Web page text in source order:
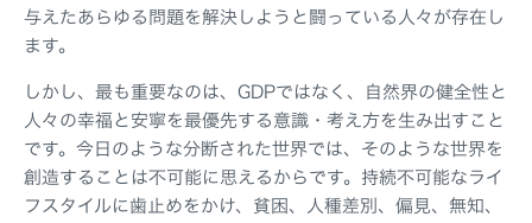
与えたあらゆる問題を解決しようと闘っている人々が存在し
ます。
しかし、最も重要なのは、GDPではなく、自然界の健全性と
人々の幸福と安寧を最優先する意識・考え方を生み出すこと
です。今日のような分断された世界では、そのような世界を
創造することは不可能に思えるからです。持続不可能なライ
フスタイルに歯止めをかけ、貧困、人種差別、偏見、無知、